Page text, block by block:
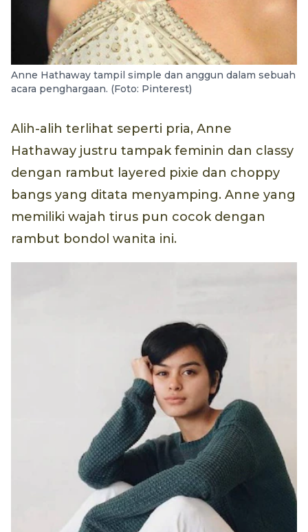
Anne Hathaway tampil simple dan anggun dalam sebuah
acara penghargaan. (Foto: Pinterest)
Alih-alih terlihat seperti pria, Anne
Hathaway justru tampak feminin dan classy
dengan rambut layered pixie dan choppy
bangs yang ditata menyamping. Anne yang
memiliki wajah tirus pun cocok dengan
rambut bondol wanita ini.